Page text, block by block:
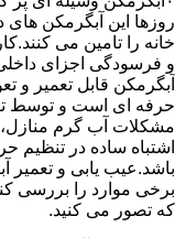
روزها این آبگرمکن
خانه را تامین می
و فرسودگی اجزای
آبگرمکن قابل تعمیر
حرفه ای است و توسط
مشکلات آب گرم
اشتباه ساده در تنظیم
باشد.عیب یابی و تعمیر
برخی موارد را بررسی
که تصور می کنید.